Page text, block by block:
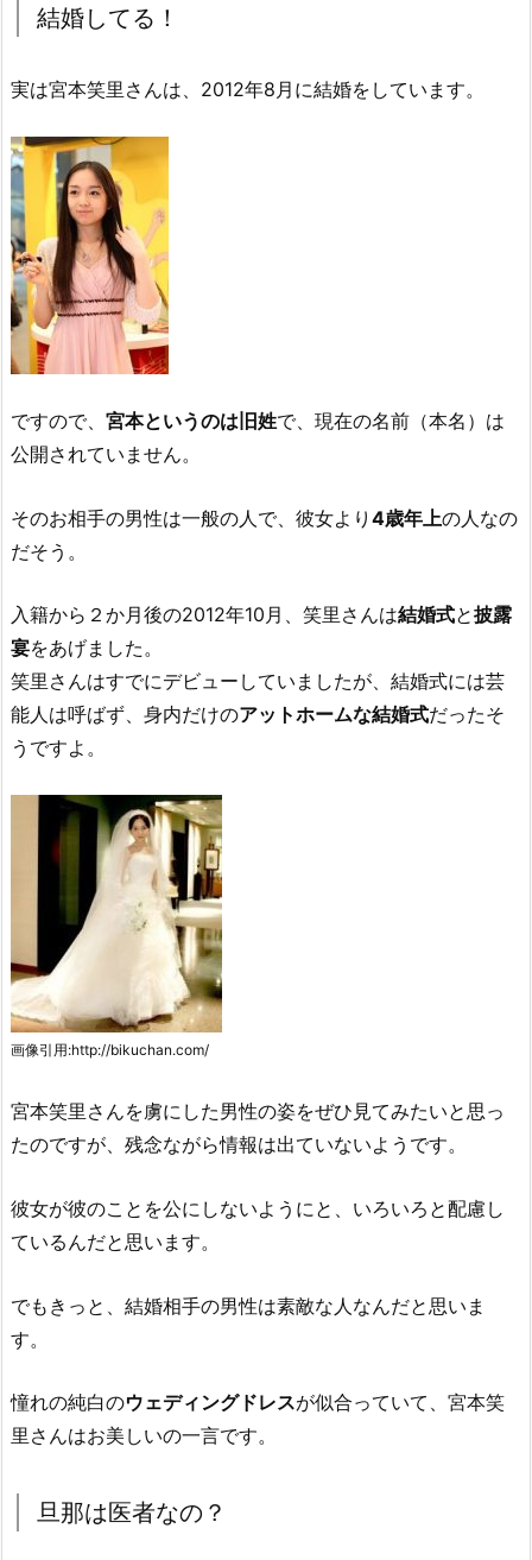
結婚してる！
実は宮本笑里さんは、2012年8月に結婚をしています。
ですので、 宮本というのは旧姓で、現在の名前（本名）は
公開されていません。
そのお相手の男性は一般の人で、彼女より 4歳年上の人なの
だそう。
入籍から２か月後の2012年10月、笑里さんは結婚式と披露
宴をあげました。
笑里さんはすでにデビューしていましたが、結婚式には芸
能人は呼ばず、身内だけのアットホームな結婚式だったそ
うですよ。
画像引用:http://bikuchan.com/
宮本笑里さんを虜にした男性の姿をぜひ見てみたいと思っ
たのですが、残念ながら情報は出ていないようです。
彼女が彼のことを公にしないようにと、いろいろと配慮し
ているんだと思います。
でもきっと、結婚相手の男性は素敵な人なんだと思いま
す。
憧れの純白のウェディングドレスが似合っていて、宮本笑
里さんはお美しいの一言です。
旦那は医者なの？